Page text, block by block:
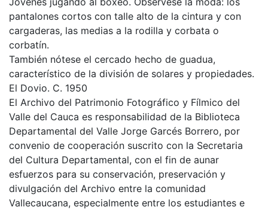
pantalones cortos con talle alto de la cintura y con
cargaderas, las medias a la rodilla y corbata o
corbatín.
También nótese el cercado hecho de guadua,
característico de la división de solares y propiedades.
El Dovio. C. 1950
El Archivo del Patrimonio Fotográfico y Fílmico del
Valle del Cauca es responsabilidad de la Biblioteca
Departamental del Valle Jorge Garcés Borrero, por
convenio de cooperación suscrito con la Secretaria
del Cultura Departamental, con el fin de aunar
esfuerzos para su conservación, preservación y
divulgación del Archivo entre la comunidad
Vallecaucana, especialmente entre los estudiantes e